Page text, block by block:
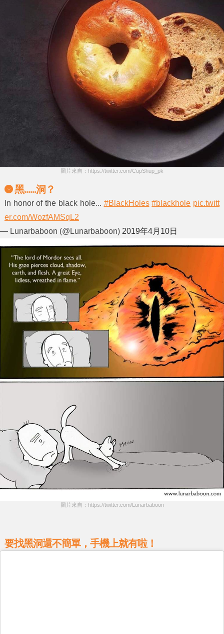
圖片來自：https://twitter.com/CupShup_pk
黑......洞？
In honor of the black hole... #BlackHoles #blackhole pic.twitt
er.com/WozfAMSqL2
— Lunarbaboon (@Lunarbaboon) 2019年4月10日
圖片來自：https://twitter.com/Lunarbaboon
要找黑洞還不簡單，手機上就有啦！